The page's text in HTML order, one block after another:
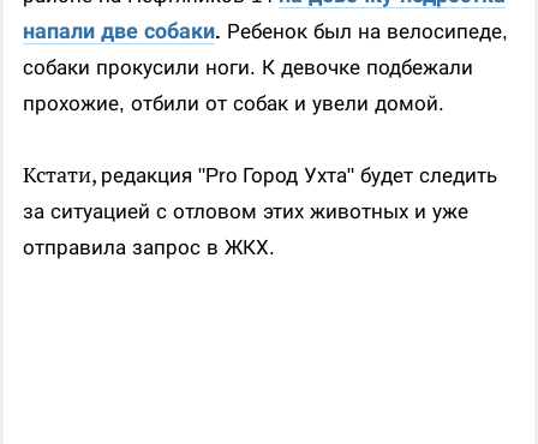
напали две собаки. Ребенок был на велосипеде,
собаки прокусили ноги. К девочке подбежали
прохожие, отбили от собак и увели домой.
Кстати, редакция "Pro Город Ухта" будет следить
за ситуацией с отловом этих животных и уже
отправила запрос в ЖКХ.